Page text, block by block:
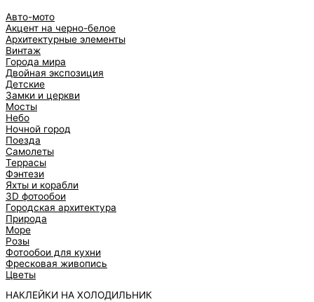
Авто-мото
Акцент на черно-белое
Архитектурные элементы
Винтаж
Города мира
Двойная экспозиция
Детские
Замки и церкви
Мосты
Небо
Ночной город
Поезда
Самолеты
Террасы
Фэнтези
Яхты и корабли
3D фотообои
Городская архитектура
Природа
Море
Розы
Фотообои для кухни
Фресковая живопись
Цветы
НАКЛЕЙКИ НА ХОЛОДИЛЬНИК